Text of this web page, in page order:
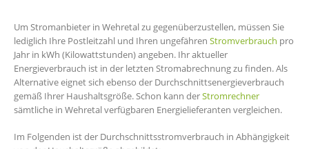
Um Stromanbieter in Wehretal zu gegenüberzustellen, müssen Sie
lediglich Ihre Postleitzahl und Ihren ungefähren Stromverbrauch pro
Jahr in kWh (Kilowattstunden) angeben. Ihr aktueller
Energieverbrauch ist in der letzten Stromabrechnung zu finden. Als
Alternative eignet sich ebenso der Durchschnittsenergieverbrauch
gemäß Ihrer Haushaltsgröße. Schon kann derStromrechner
sämtliche in Wehretal verfügbaren Energielieferanten vergleichen.
Im Folgenden ist der Durchschnittsstromverbrauch in Abhängigkeit